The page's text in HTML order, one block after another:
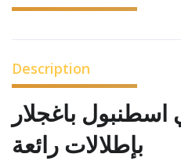
Description
باغجلار
بإطلالات رائعة